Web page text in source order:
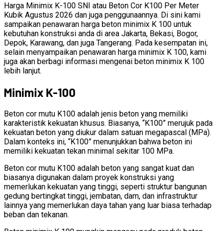
Harga Minimix K-100 SNI atau Beton Cor K100 Per Meter
Kubik Agustus 2026 dan juga penggunaannya. Di sini kami
sampaikan penawaran harga beton minimix K 100 untuk
kebutuhan konstruksi anda di area Jakarta, Bekasi, Bogor,
Depok, Karawang, dan juga Tangerang. Pada kesempatan ini,
selain menyampaikan penawaran harga minimix K 100, kami
juga akan berbagi informasi mengenai beton minimix K 100
lebih lanjut.
Minimix K-100
Beton cor mutu K100 adalah jenis beton yang memiliki
karakteristik kekuatan khusus. Biasanya, “K100” merujuk pada
kekuatan beton yang diukur dalam satuan megapascal (MPa).
Dalam konteks ini, “K100” menunjukkan bahwa beton ini
memiliki kekuatan tekan minimal sekitar 100 MPa.
Beton cor mutu K100 adalah beton yang sangat kuat dan
biasanya digunakan dalam proyek konstruksi yang
memerlukan kekuatan yang tinggi, seperti struktur bangunan
gedung bertingkat tinggi, jembatan, dam, dan infrastruktur
lainnya yang memerlukan daya tahan yang luar biasa terhadap
beban dan tekanan.